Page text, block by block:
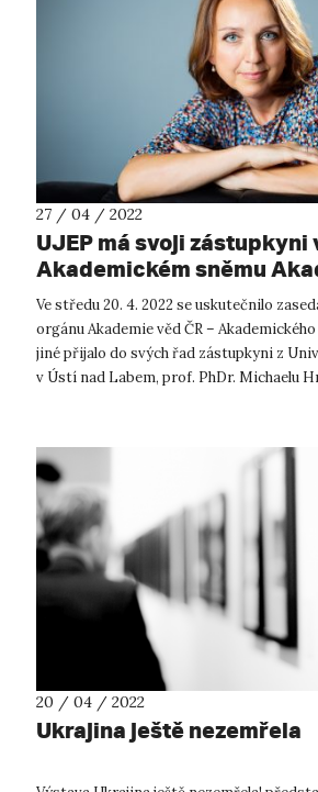
27 / 04 / 2022
UJEP má svoji zástupkyni
Akademickém sněmu
ČR
Ve středu 20. 4. 2022 se uskutečnilo
orgánu Akademie věd ČR –
jiné přijalo do svých řad zástupkyni z
v Ústí nad Labem, prof. PhDr. Michaelu
20 / 04 / 2022
Ukrajina ještě nezemřela